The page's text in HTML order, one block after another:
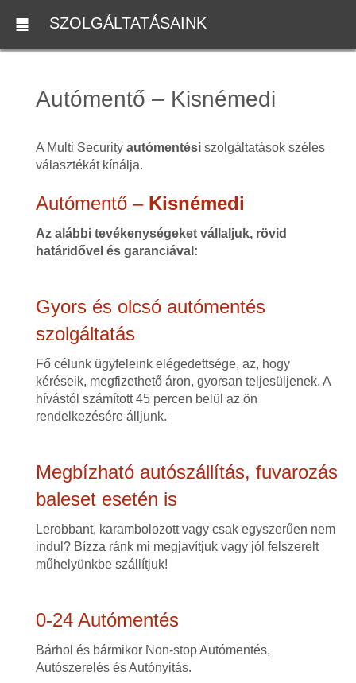
SZOLGÁLTATÁSAINK
Autómentő – Kisnémedi
A Multi Security autómentésiszolgáltatások széles
választékát kínálja.
Autómentő – Kisnémedi
Az alábbi tevékenységeket vállaljuk, rövid
határidővel és garanciával:
Gyors és olcsó autómentés
szolgáltatás
Fő célunk ügyfeleink elégedettsége, az, hogy
kéréseik, megfizethető áron, gyorsan teljesüljenek. A
hívástól számított 45 percen belül az ön
rendelkezésére álljunk.
Megbízható autószállítás, fuvarozás
baleset esetén is
Lerobbant, karambolozott vagy csak egyszerűen nem
indul? Bízza ránk mi megjavítjuk vagy jól felszerelt
műhelyünkbe szállítjuk!
0-24 Autómentés
Bárhol és bármikor Non-stop Autómentés,
Autószerelés és Autónyitás.